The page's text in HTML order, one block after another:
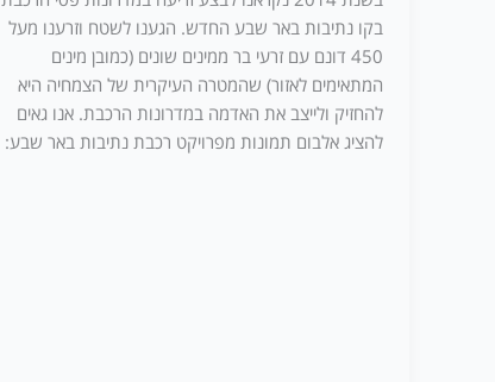
בקו נתיבות באר שבע החדש. הגענו לשטח וזרענו מעל
450 דונם עם זרעי בר ממינים שונים (כמובן מינים
המתאימים לאזור) שהמטרה העיקרית של הצמחיה היא
להחזיק ולייצב את האדמה במדרונות הרכבת. אנו גאים
להציג אלבום תמונות מפרויקט רכבת נתיבות באר שבע: